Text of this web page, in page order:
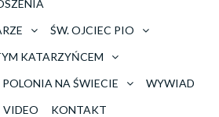
ŚW. OJCIEC PIO
KATARZYŃCEM
POLONIA NA ŚWIECIE
WYWIAD
VIDEO
KONTAKT